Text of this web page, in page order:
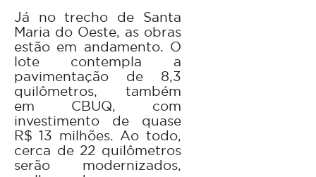
Já no trecho de Santa
Maria do Oeste, as obras
estão em andamento. O
lote contempla a
pavimentação de 8,3
quilômetros, também
em CBUQ, com
investimento de quase
R$ 13 milhões. Ao todo,
cerca de 22 quilômetros
serão modernizados,